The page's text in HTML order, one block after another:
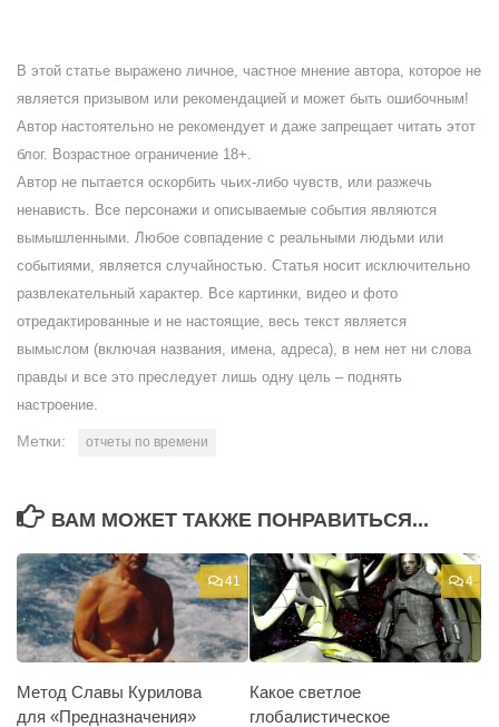
В этой статье выражено личное, частное мнение автора, которое не
является призывом или рекомендацией и может быть ошибочным!
Автор настоятельно не рекомендует и даже запрещает читать этот
блог. Возрастное ограничение 18+.
Автор не пытается оскорбить чьих-либо чувств, или разжечь
ненависть. Все персонажи и описываемые события являются
вымышленными. Любое совпадение с реальными людьми или
событиями, является случайностью. Статья носит исключительно
развлекательный характер. Все картинки, видео и фото
отредактированные и не настоящие, весь текст является
вымыслом (включая названия, имена, адреса), в нем нет ни слова
правды и все это преследует лишь одну цель – поднять
настроение.
Метки: отчеты по времени
ВАМ МОЖЕТ ТАКЖЕ ПОНРАВИТЬСЯ...
41
Метод Славы Курилова
для «Предназначения»
4
Какое светлое
глобалистическое